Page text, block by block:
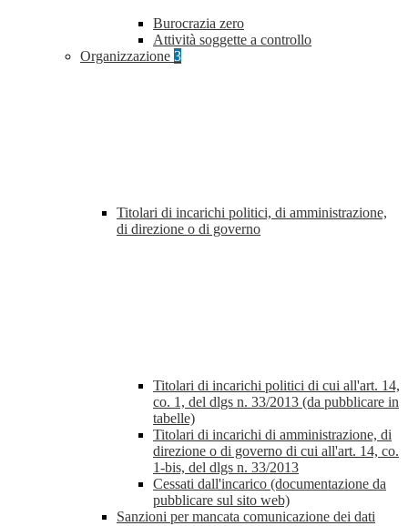
Burocrazia zero
Attività soggette a controllo
Organizzazione 3
Titolari di incarichi politici, di amministrazione,
di direzione o di governo
Titolari di incarichi politici di cui all'art. 14,
co. 1, del dlgs n. 33/2013 (da pubblicare in
tabelle)
Titolari di incarichi di amministrazione, di
direzione o di governo di cui all'art. 14, co.
1-bis, del dlgs n. 33/2013
Cessati dall'incarico (documentazione da
pubblicare sul sito web)
Sanzioni per mancata comunicazione dei dati